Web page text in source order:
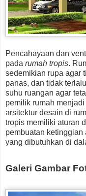
Pencahayaan dan
pada rumah tropis.
sedemikian rupa agar
panas, dan tidak
suhu ruangan agar
pemilik rumah
arsitektur desain di
tropis memiliki aturan
pembuatan
yang dibutuhkan di
Galeri Gambar